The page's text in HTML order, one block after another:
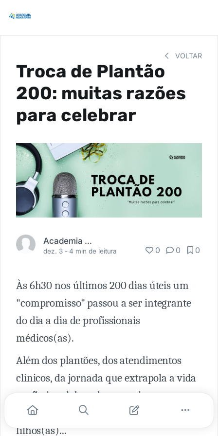
VOLTAR
Troca de Plantão
200: muitas razões
para celebrar
Academia Médica
dez. 3 -4 min de leitura 0 0 0
Às 6h30 nos últimos 200 dias úteis um
"compromisso" passou a ser integrante
do dia a dia de profissionais
médicos(as).
Além dos plantões, dos atendimentos
clínicos, da jornada que extrapola a vida
profissional de cada um e alcança o
trânsito, o elevador, a vida em família, os
filhos(as)...